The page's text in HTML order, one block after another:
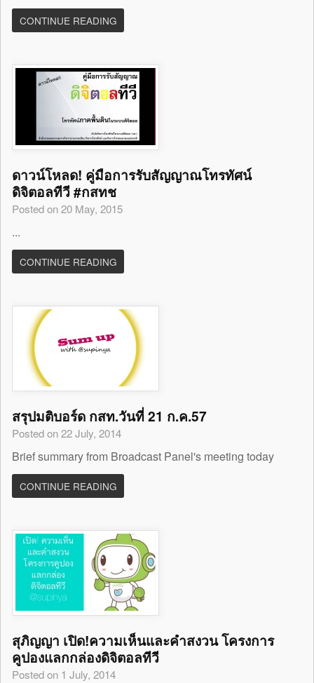
CONTINUE READING
ดาวน์โหลด! คู่มือการรับสัญญาณโทรทัศน์
ดิจิตอลทีวี #กสทช
Posted on 20 May, 2015
...
CONTINUE READING
สรุปมติบอร์ด กสท.วันที่ 21 ก.ค.57
Posted on 22 July, 2014
Brief summary from Broadcast Panel's meeting today
CONTINUE READING
สุภิญญา เปิด!ความเห็นและคำสงวน โครงการ
คูปองแลกกล่องดิจิตอลทีวี
Posted on 1 July, 2014